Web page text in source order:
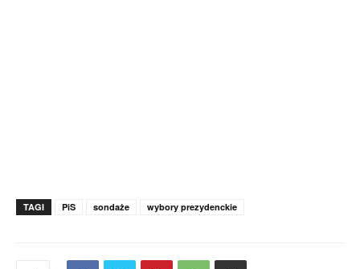
TAGI PiS sondaże wybory prezydenckie